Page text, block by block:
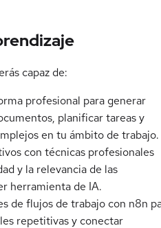
capaz de:
profesional para generar
planificar tareas y
en tu ámbito de trabajo.
con técnicas profesionales
y la relevancia de las
herramienta de IA.
de flujos de trabajo con n8n
repetitivas y conectar